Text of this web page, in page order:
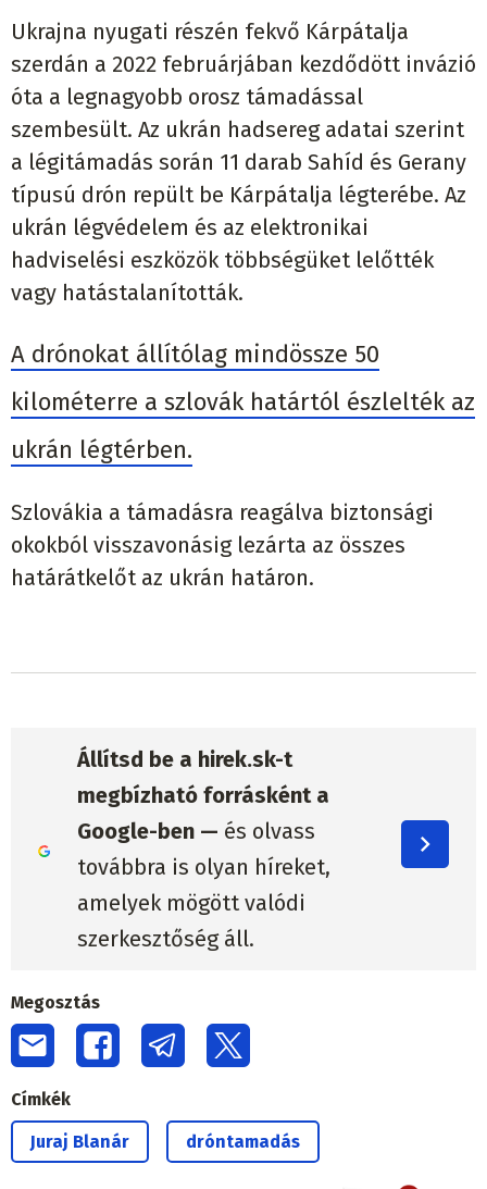
Ukrajna nyugati részén fekvő Kárpátalja
szerdán a 2022 februárjában kezdődött invázió
óta a legnagyobb orosz támadással
szembesült. Az ukrán hadsereg adatai szerint
a légitámadás során 11 darab Sahíd és Gerany
típusú drón repült be Kárpátalja légterébe. Az
ukrán légvédelem és az elektronikai
hadviselési eszközök többségüket lelőtték
vagy hatástalanították.
A drónokat állítólag mindössze 50
kilométerre a szlovák határtól észlelték az
ukrán légtérben.
Szlovákia a támadásra reagálva biztonsági
okokból visszavonásig lezárta az összes
határátkelőt az ukrán határon.
Állítsd be a hirek.sk-t
megbízható forrásként a
Google-ben — és olvass
továbbra is olyan híreket,
amelyek mögött valódi
szerkesztőség áll.
Megosztás
Címkék
Juraj Blanár dróntamadás